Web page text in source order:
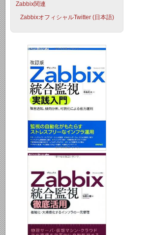
Zabbix関連
ZabbixオフィシャルTwitter (日本語)